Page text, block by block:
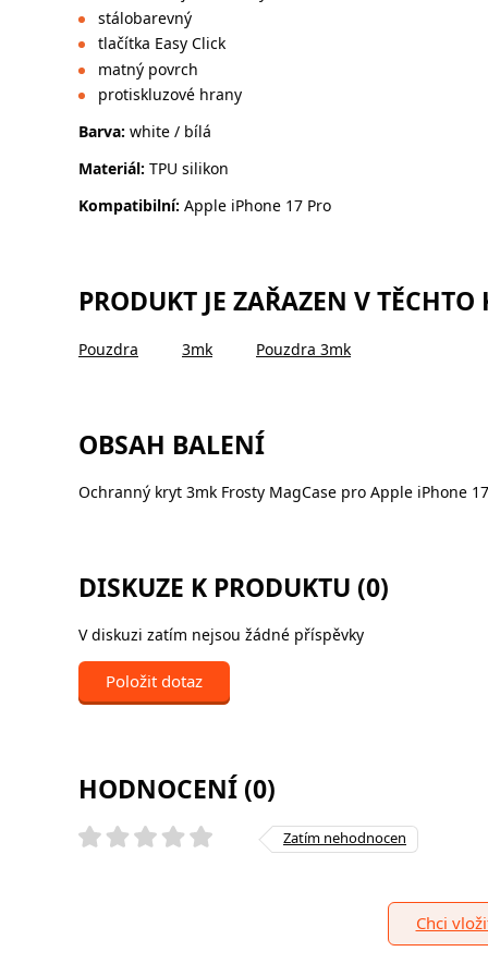
stálobarevný
tlačítka Easy Click
matný povrch
protiskluzové hrany
Barva: white / bílá
Materiál: TPU silikon
Kompatibilní: Apple iPhone 17 Pro
PRODUKT JE ZAŘAZEN V TĚCHTO
Pouzdra 3mk Pouzdra 3mk
OBSAH BALENÍ
Ochranný kryt 3mk Frosty MagCase pro Apple iPhone
DISKUZE K PRODUKTU (0)
V diskuzi zatím nejsou žádné příspěvky
Položit dotaz
HODNOCENÍ (0)
Zatím nehodnocen
Chci